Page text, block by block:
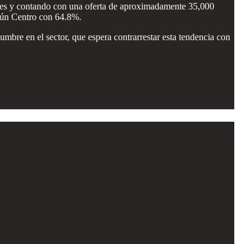
y contando con una oferta de aproximadamente 35,000
Centro con 64.8%.
en el sector, que espera contrarrestar esta tendencia con